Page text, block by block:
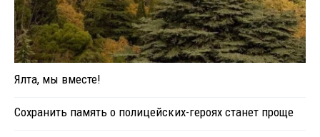
Ялта, мы вместе!
Сохранить память о полицейских-героях станет проще